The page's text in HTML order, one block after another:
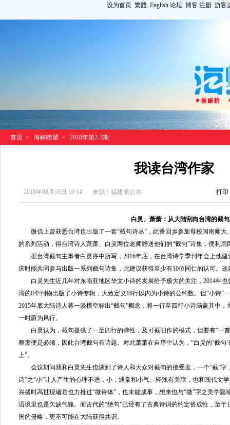
设为首页 繁體 English 论坛 博客 注册 游客
首页 > 海峡瞭望 > 2018年第2-3期
我读台湾作家
2018年08月16日 10:14 来源：福建省台办 打印
白灵、萧萧：从大陆刮向台湾的截
微信上曾获悉台湾也出版了一套“截句诗丛”，此番回乡参加母校闽南师大
的系列活动，得台湾诗人萧萧、白灵两位老师赠送他们的“截句”诗集，便利
据台湾截句主事者白灵序中所写，2016年底，在台湾诗学季刊年会上他建
庆时能共同参与出版一系列截句诗集，此建议获得至少有10位同仁的认可。
白灵先生近几年对东南亚地区华文小诗的发展给予极大的关注，2014年也
湾的8个刊物出版了小诗专辑，大致定义10行以内为小诗的公约数。但“小诗”
2015年底大陆诗人蒋一谈横空标出“截句”概念，将一行至四行小诗涵盖其中
一时蔚为风行。
白灵认为，截句提供了一至四行的弹性，及可截旧作的模式，但要有“一
整度便是必须，因此台湾截句有诗题。对此萧萧在自序中认为，“白灵的‘截句
上”。
会议期间我和白灵先生也谈到了诗人和大众对截句的接受度，一个“截”字
诗”之“小”让人产生的心理不适，小，通常和小气、轻浅有关联，也和现代文
兴盛时高世现诸君也力推过“微诗体”，也未能成事，想来也与“微”字之美学
语境里也是欠缺气魄。而古代的“绝句”已经有了古典诗词的约定俗成性，至于
国的侵略，更不可能在大陆获得共识。